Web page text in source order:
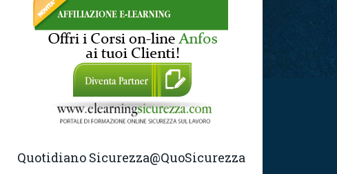
Quotidiano Sicurezza@QuoSicurezza